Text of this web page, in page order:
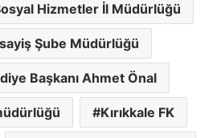
Hizmetler İl Müdürlüğü
Şube Müdürlüğü
Başkanı Ahmet Önal
Kırıkkale FK